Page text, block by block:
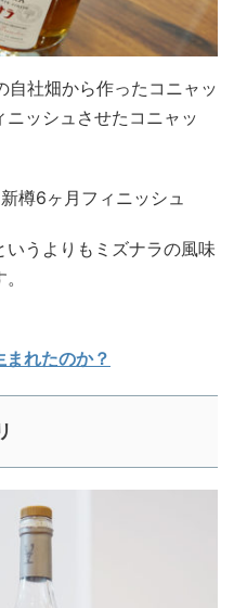
社畑から作ったコニャッ
ッシュさせたコニャッ
樽6ヶ月フィニッシュ
いうよりもミズナラの風味
れたのか？